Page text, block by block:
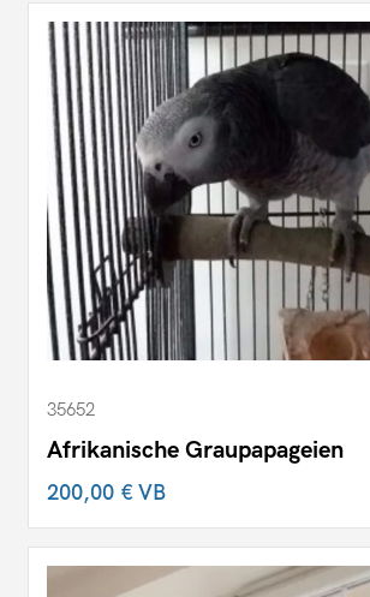
35652
Afrikanische Graupapageien
200,00 €VB